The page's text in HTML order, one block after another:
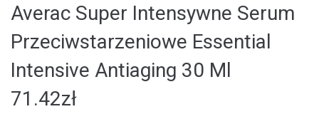
Averac Super Intensywne Serum
Przeciwstarzeniowe Essential
Intensive Antiaging 30 Ml
71.42zł